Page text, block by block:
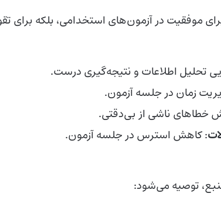
موفقیت در آزمون‌های استخدامی، بلکه برای
تحلیل اطلاعات و نتیجه‌گیری درست.
زمان در جلسه آزمون.
خطاهای ناشی از بی‌دقتی.
: کاهش استرس در جلسه آزمون.
توصیه می‌شود: